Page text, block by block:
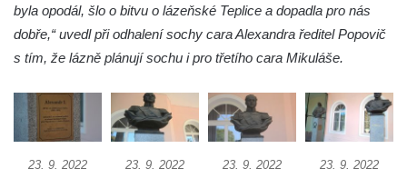
Socha Kozorožec horský v ZOO Hluboká
Socha Včela v ZOO Hluboká
Socha Housenka v ZOO Hluboká
Socha Nosorožík v ZOO Hluboká
Socha Rosomák v ZOO Hluboká
byla opodál, šlo o bitvu o lázeňské Teplice a dopadla pro nás
dobře,“ uvedl při odhalení sochy cara Alexandra ředitel Popovič
s tím, že lázně plánují sochu i pro třetího cara Mikuláše.
23. 9. 2022 23. 9. 2022 23. 9. 2022 23. 9. 2022